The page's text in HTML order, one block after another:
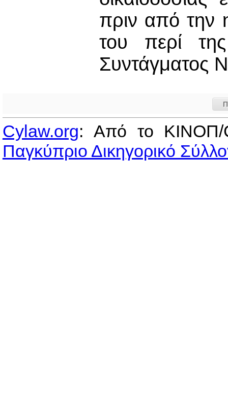
πριν από την
του περί
Συντάγματος
Cylaw.org: Από το
Παγκύπριο Δικηγορικό